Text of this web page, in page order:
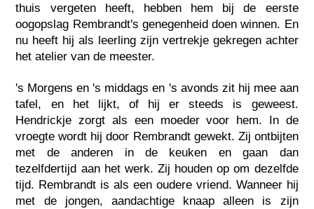
thuis vergeten heeft, hebben hem bij de eerste
oogopslag Rembrandt's genegenheid doen winnen. En
nu heeft hij als leerling zijn vertrekje gekregen achter
het atelier van de meester.
's Morgens en 's middags en 's avonds zit hij mee aan
tafel, en het lijkt, of hij er steeds is geweest.
Hendrickje zorgt als een moeder voor hem. In de
vroegte wordt hij door Rembrandt gewekt. Zij ontbijten
met de anderen in de keuken en gaan dan
tezelfdertijd aan het werk. Zij houden op om dezelfde
tijd. Rembrandt is als een oudere vriend. Wanneer hij
met de jongen, aandachtige knaap alleen is zijn